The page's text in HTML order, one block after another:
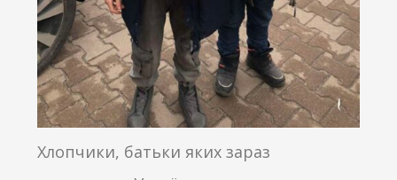
Хлопчики, батьки яких зараз